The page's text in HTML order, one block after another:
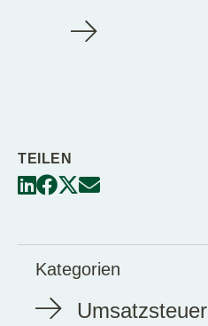
TEILEN
Kategorien
Umsatzsteuer